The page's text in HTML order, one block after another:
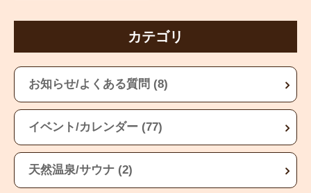
カテゴリ
お知らせ/よくある質問 (8)
イベント/カレンダー (77)
天然温泉/サウナ (2)